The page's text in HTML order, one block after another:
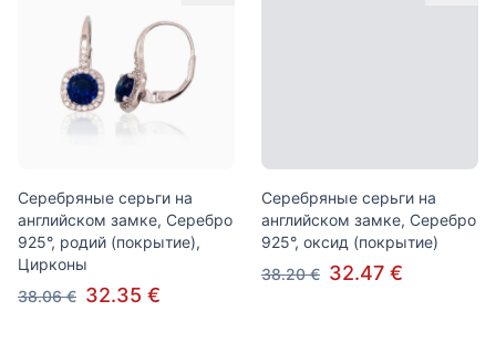
Серебряные серьги на
английском замке, Серебро
925°, родий (покрытие),
Цирконы
38.06 € 32.35 €
Серебряные серьги на
английском замке, Серебро
925°, оксид (покрытие)
38.20 € 32.47 €